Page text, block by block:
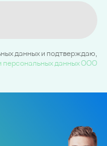
данных и подтверждаю,
персональных данных ООО